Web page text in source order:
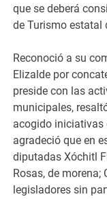
que se deberá
de Turismo estatal
Reconoció a su
Elizalde por
preside con las
municipales,
acogido iniciativas
agradeció que en
diputadas Xóchitl
Rosas, de morena;
legisladores sin